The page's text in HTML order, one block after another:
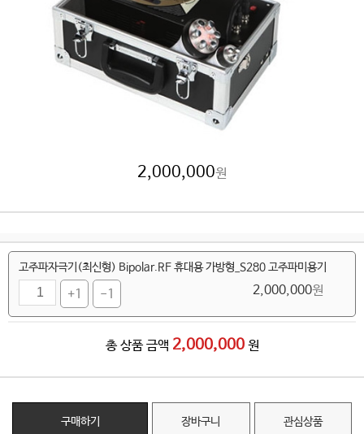
2,000,000원
고주파자극기(최신형) Bipolar.RF 휴대용 가방형_S280 고주파미용기
+1 -1 2,000,000원
총 상품 금액 2,000,000 원
구매하기 장바구니 관심상품